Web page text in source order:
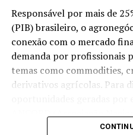
TÓPICOS RELACIONADOS
A SEGUIR
Show Imperdível: Anthony
e Elvis Presley no Teatro
comemorar 30 anos de
Responsável por mais de
(PIB) brasileiro, o
conexão com o mercado
demanda por profissionais
temas como commodities,
derivativos agrícolas. Para
Distribuidoras de Títulos e